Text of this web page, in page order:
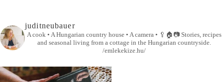
juditneubauer
A cook • A Hungarian country house • A camera • 🥄🏠📷Stories, recipes
and seasonal living from a cottage in the Hungarian countryside.
/emlekekize.hu/